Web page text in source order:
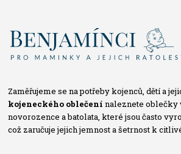
Zaměřujeme se na potřeby kojenců, dětí a
kojeneckého oblečení naleznete oblečky
novorozence a batolata, které jsou často
což zaručuje jejich jemnost a šetrnost k